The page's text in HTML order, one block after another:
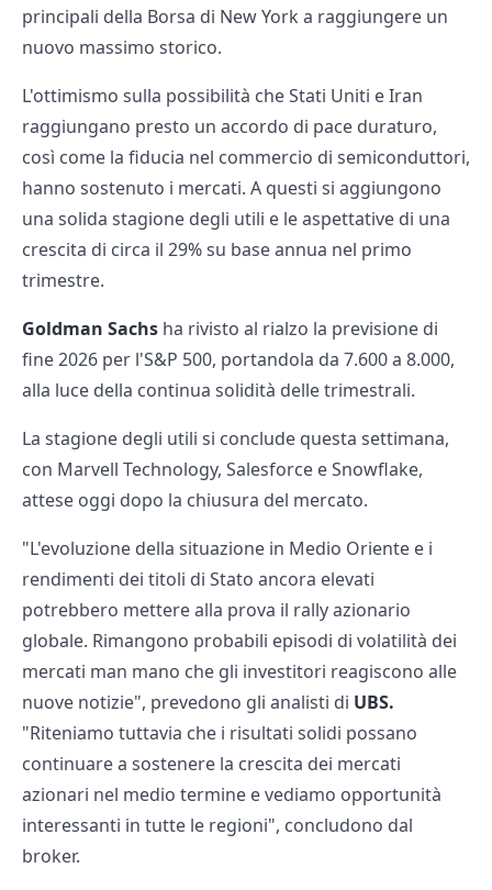
principali della Borsa di New York a raggiungere un
nuovo massimo storico.
L'ottimismo sulla possibilità che Stati Uniti e Iran
raggiungano presto un accordo di pace duraturo,
così come la fiducia nel commercio di semiconduttori,
hanno sostenuto i mercati. A questi si aggiungono
una solida stagione degli utili e le aspettative di una
crescita di circa il 29% su base annua nel primo
trimestre.
Goldman Sachs ha rivisto al rialzo la previsione di
fine 2026 per l'S&P 500, portandola da 7.600 a 8.000,
alla luce della continua solidità delle trimestrali.
La stagione degli utili si conclude questa settimana,
con Marvell Technology, Salesforce e Snowflake,
attese oggi dopo la chiusura del mercato.
"L'evoluzione della situazione in Medio Oriente e i
rendimenti dei titoli di Stato ancora elevati
potrebbero mettere alla prova il rally azionario
globale. Rimangono probabili episodi di volatilità dei
mercati man mano che gli investitori reagiscono alle
nuove notizie", prevedono gli analisti di UBS.
"Riteniamo tuttavia che i risultati solidi possano
continuare a sostenere la crescita dei mercati
azionari nel medio termine e vediamo opportunità
interessanti in tutte le regioni", concludono dal
broker.